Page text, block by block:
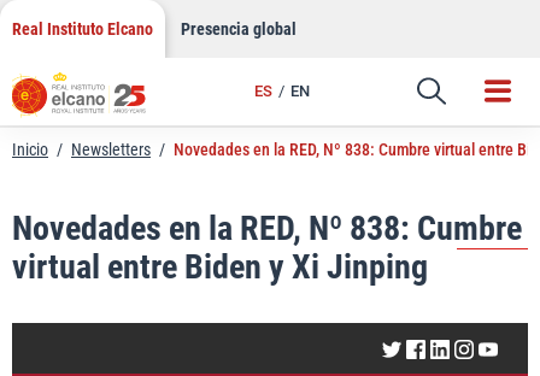
Saltar
contenido
Real Instituto Elcano Presencia global
ES EN
Enlace
Inicio / Newsletters / Novedades en la RED, Nº 838: Cumbre virtual entre
Novedades en la RED, Nº 838: Cumbre
virtual entre Biden y Xi Jinping